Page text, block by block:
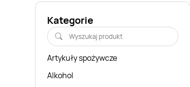
Kategorie
Artykuły spożywcze
Alkohol